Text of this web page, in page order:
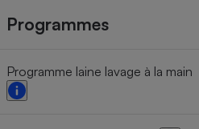
Programmes
Programme laine lavage à la main